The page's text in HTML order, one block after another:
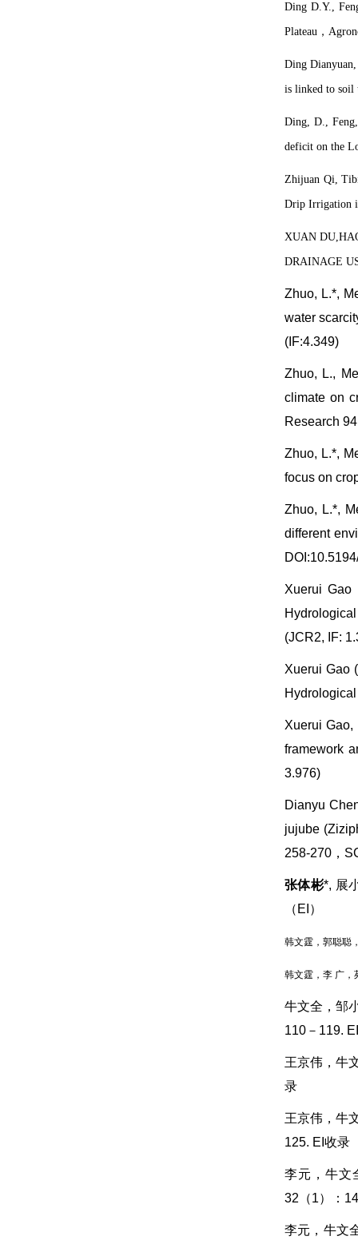
Ding D.Y.,
Plateau ，
Ding
is linked to soil
Ding, D.,
deficit on the
Zhijuan Qi,
Drip Irrigation
XUAN DU
DRAINAGE
Zhuo, L.*,
water
(IF:4.349)
Zhuo, L.,
climate on
Research
Zhuo, L.*,
focus on
Zhuo, L.*,
different
Xuerui
(JCR2, IF:
Xuerui Gao
Xuerui
framework
3.976)
Dianyu
jujube
258-270，
张体彬*, 展
（ EI ）
韩文霆，郭聪聪
韩文霆 ， 李 广 ，
牛文全，邹
110－119.
王京伟，牛
录
王京伟，牛
125. EI收录
李元，牛文
32（1）：
李元，牛文